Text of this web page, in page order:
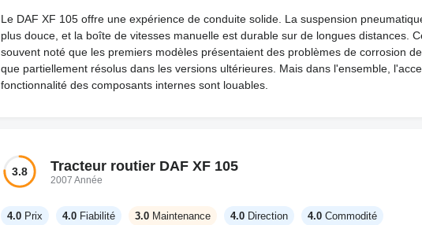
Le DAF XF 105 offre une expérience de conduite solide. La suspension
plus douce, et la boîte de vitesses manuelle est durable sur de longues distances.
souvent noté que les premiers modèles présentaient des problèmes de corrosion
que partiellement résolus dans les versions ultérieures. Mais dans l'ensemble,
fonctionnalité des composants internes sont louables.
3.8 Tracteur routier DAF XF 105
2007 Année
4.0 Prix 4.0 Fiabilité 3.0 Maintenance 4.0 Direction 4.0 Commodité